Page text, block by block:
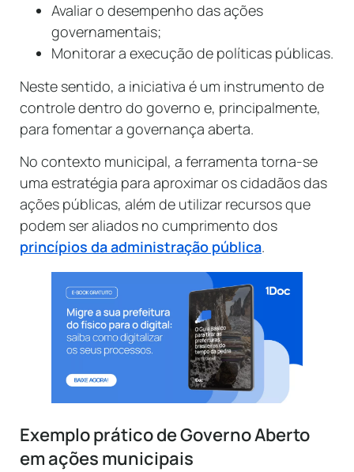
Avaliar o desempenho das ações
governamentais;
Monitorar a execução de políticas públicas.
Neste sentido, a iniciativa é um instrumento de
controle dentro do governo e, principalmente,
para fomentar a governança aberta.
No contexto municipal, a ferramenta torna-se
uma estratégia para aproximar os cidadãos das
ações públicas, além de utilizar recursos que
podem ser aliados no cumprimento dos
princípios da administração pública.
Exemplo prático de Governo Aberto
em ações municipais